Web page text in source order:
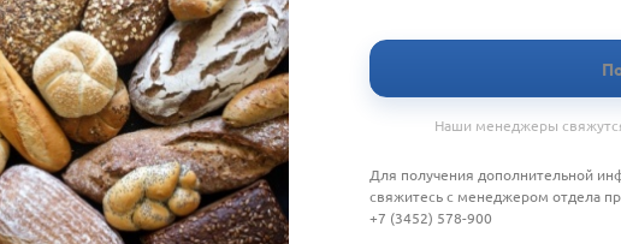
Наши менеджеры
Для получения дополнительной
свяжитесь с менеджером отдела
+7 (3452) 578-900